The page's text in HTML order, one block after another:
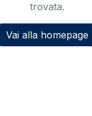
trovata.
Vai alla homepage